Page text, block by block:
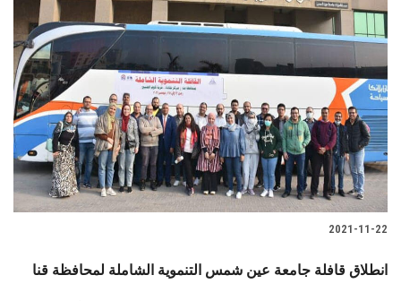
2021-11-22
انطلاق قافلة جامعة عين شمس التنموية الشاملة لمحافظة قنا